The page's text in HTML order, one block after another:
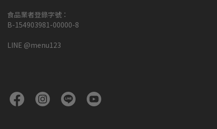
食品業者登錄字號：
B-154903981-00000-8
LINE @menu123